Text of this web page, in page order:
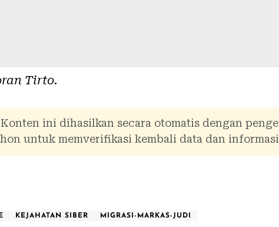
Tirto.
Konten ini dihasilkan secara otomatis dengan
untuk memverifikasi kembali data dan
KEJAHATAN SIBER MIGRASI-MARKAS-JUDI